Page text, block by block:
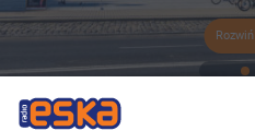
Rozwiń